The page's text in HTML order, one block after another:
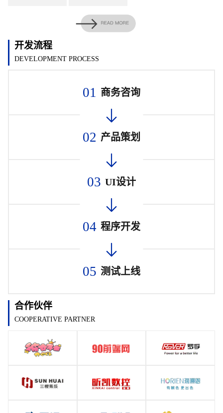
开发流程
DEVELOPMENT PROCESS
01 商务咨询
02 产品策划
03 UI设计
04 程序开发
05 测试上线
合作伙伴
COOPERATIVE PARTNER